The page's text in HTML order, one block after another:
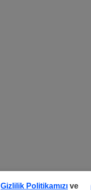
Gizlilik Politikamızı ve